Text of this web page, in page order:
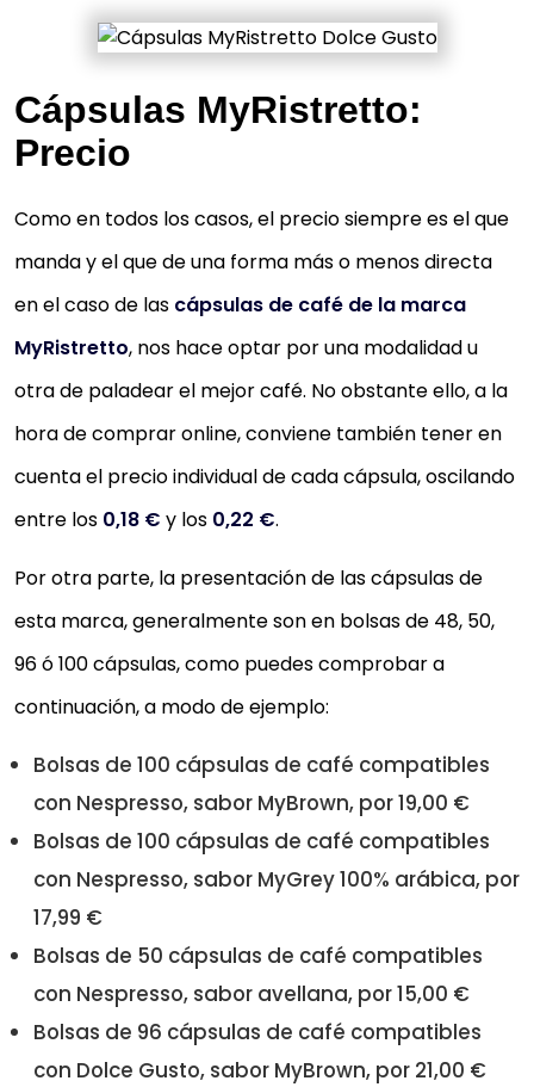
Cápsulas MyRistretto:
Precio
Como en todos los casos, el precio siempre es el que
manda y el que de una forma más o menos directa
en el caso de las cápsulas de café de la marca
MyRistretto, nos hace optar por una modalidad u
otra de paladear el mejor café. No obstante ello, a la
hora de comprar online, conviene también tener en
cuenta el precio individual de cada cápsula, oscilando
entre los 0,18 € y los 0,22 €.
Por otra parte, la presentación de las cápsulas de
esta marca, generalmente son en bolsas de 48, 50,
96 ó 100 cápsulas, como puedes comprobar a
continuación, a modo de ejemplo:
Bolsas de 100 cápsulas de café compatibles
con Nespresso, sabor MyBrown, por 19,00 €
Bolsas de 100 cápsulas de café compatibles
con Nespresso, sabor MyGrey 100% arábica, por
17,99 €
Bolsas de 50 cápsulas de café compatibles
con Nespresso, sabor avellana, por 15,00 €
Bolsas de 96 cápsulas de café compatibles
con Dolce Gusto, sabor MyBrown, por 21,00 €